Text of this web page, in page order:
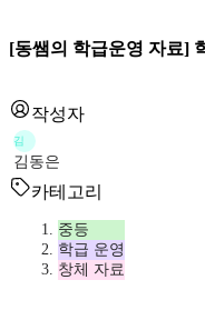
[동쌤의 학급운영 자료]
작성자
김
김동은
카테고리
중등
학급 운영
창체 자료